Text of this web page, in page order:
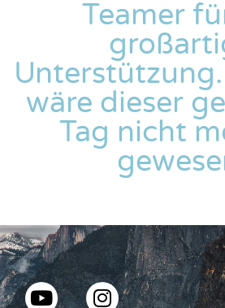
Teamer
wäre dieser
Tag nicht